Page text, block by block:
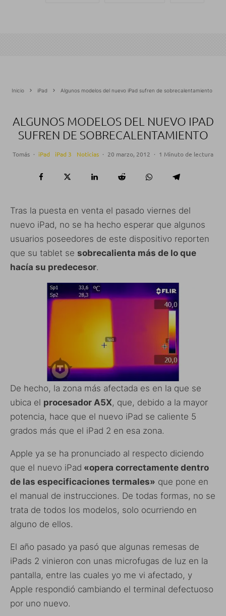
Inicio iPad Algunos modelos del nuevo iPad sufren de sobrecalentamiento
ALGUNOS MODELOS DEL NUEVO IPAD
SUFREN DE SOBRECALENTAMIENTO
Tomás · iPad iPad 3 Noticias · 20 marzo, 2012 · 1 Minuto de lectura
Tras la puesta en venta el pasado viernes del
nuevo iPad, no se ha hecho esperar que algunos
usuarios poseedores de este dispositivo reporten
que su tablet se sobrecalienta más de lo que
hacía su predecesor.
De hecho, la zona más afectada es en la que se
ubica el procesador A5X, que, debido a la mayor
potencia, hace que el nuevo iPad se caliente 5
grados más que el iPad 2 en esa zona.
Apple ya se ha pronunciado al respecto diciendo
que el nuevo iPad «opera correctamente dentro
de las especificaciones termales» que pone en
el manual de instrucciones. De todas formas, no se
trata de todos los modelos, solo ocurriendo en
alguno de ellos.
El año pasado ya pasó que algunas remesas de
iPads 2 vinieron con unas microfugas de luz en la
pantalla, entre las cuales yo me vi afectado, y
Apple respondió cambiando el terminal defectuoso
por uno nuevo.